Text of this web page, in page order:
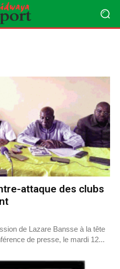
attaque des clubs
de Lazare Bansse à la tête
de presse, le mardi 12...